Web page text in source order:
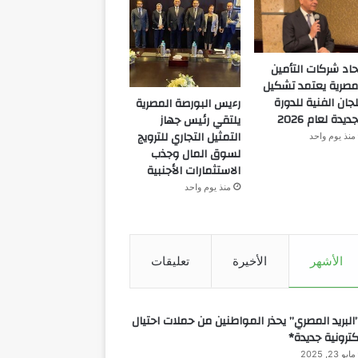
شركات التأمين
يعتمد تشكيل
الفنية للدورة
لعام 2026
منذ يوم واحد
رءيس البورصة المصرية
يلتقي رئيس جهاز
التمثيل التجاري للترويج
لسوق المال وجذب
الاستثمارات الأجنبية
منذ يوم واحد
الأشهر الأخيرة تعليقات
المصري” يحذر المواطنين من حملات احتيال
جديدة*
مايو 23, 2025